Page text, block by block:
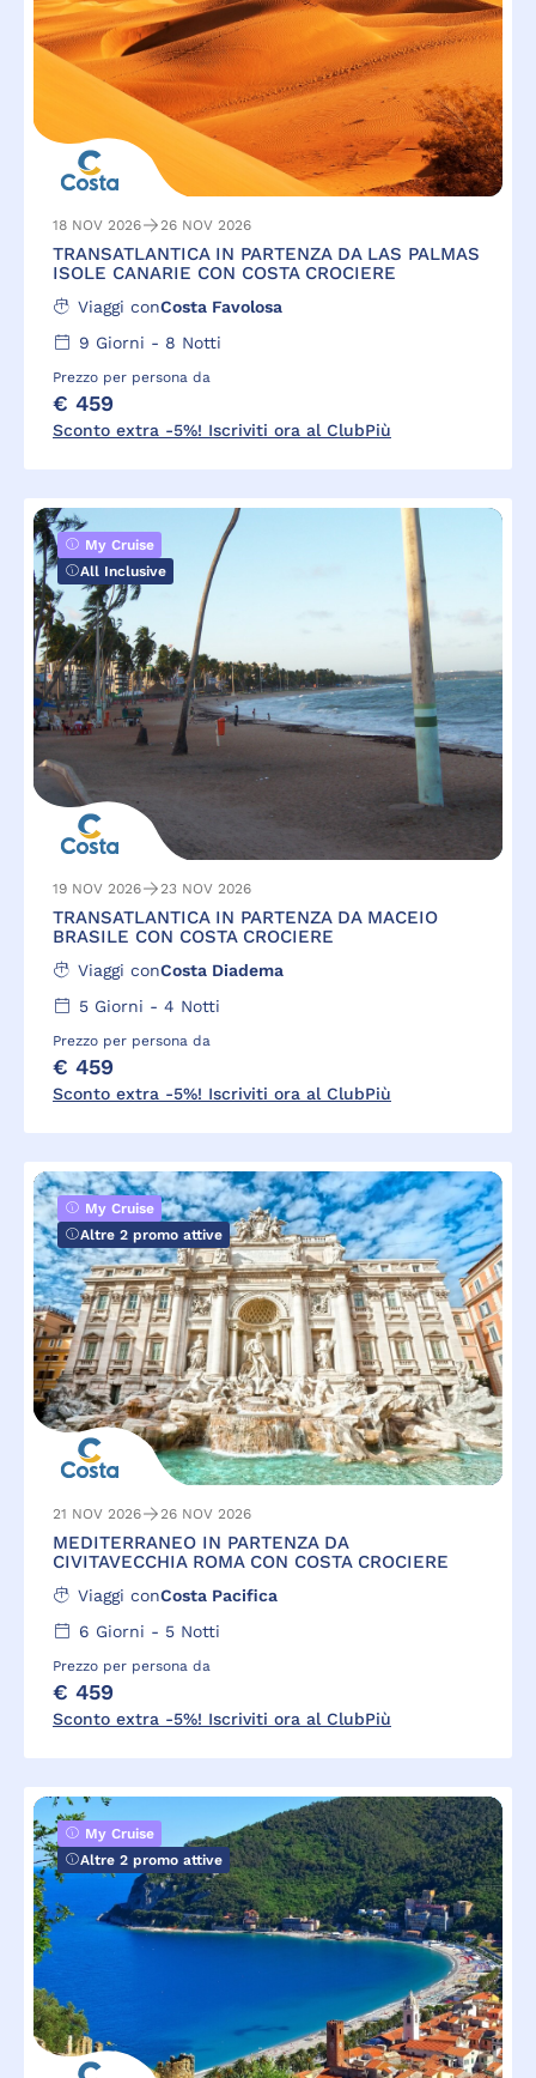
18 NOV 2026 26 NOV 2026
TRANSATLANTICA IN PARTENZA DA LAS PALMAS
ISOLE CANARIE CON COSTA CROCIERE
Viaggi conCosta Favolosa
9 Giorni - 8 Notti
Prezzo per persona da
€ 459
Sconto extra -5%! Iscriviti ora al ClubPiù
My Cruise
All Inclusive
19 NOV 2026 23 NOV 2026
TRANSATLANTICA IN PARTENZA DA MACEIO
BRASILE CON COSTA CROCIERE
Viaggi conCosta Diadema
5Giorni - 4 Notti
Prezzo per persona da
€ 459
Sconto extra -5%! Iscriviti ora al ClubPiù
My Cruise
Altre 2 promo attive
21 NOV 2026 26 NOV 2026
MEDITERRANEO IN PARTENZA DA
CIVITAVECCHIA ROMA CON COSTA CROCIERE
Viaggi conCosta Pacifica
6 Giorni - 5Notti
Prezzo per persona da
€ 459
Sconto extra -5%! Iscriviti ora al ClubPiù
My Cruise
Altre 2 promo attive